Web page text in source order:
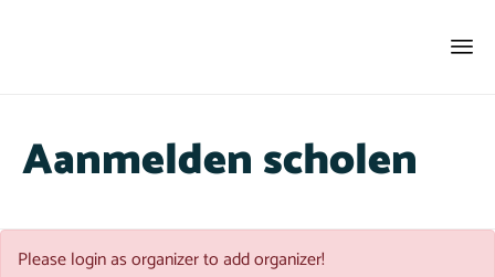
Aanmelden scholen
Please login as organizer to add organizer!